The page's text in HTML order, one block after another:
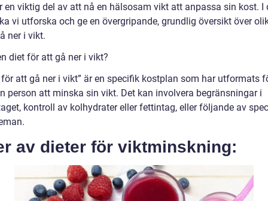
en viktig del av att nå en hälsosam vikt att anpassa sin kost. I
vi utforska och ge en övergripande, grundlig översikt över
ner i vikt.
diet för att gå ner i vikt?
för att gå ner i vikt” är en specifik kostplan som har utformats
person att minska sin vikt. Det kan involvera begränsningar i
kontroll av kolhydrater eller fettintag, eller följande av
av dieter för viktminskning: